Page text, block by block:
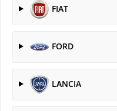
FIAT
FORD
LANCIA